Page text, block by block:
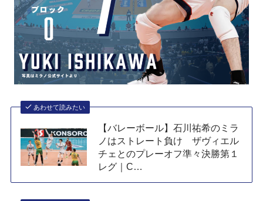
あわせて読みたい
【バレーボール】石川祐希のミラ
ノはストレート負け ザヴィエル
チェとのプレーオフ準々決勝第１
レグ｜C…